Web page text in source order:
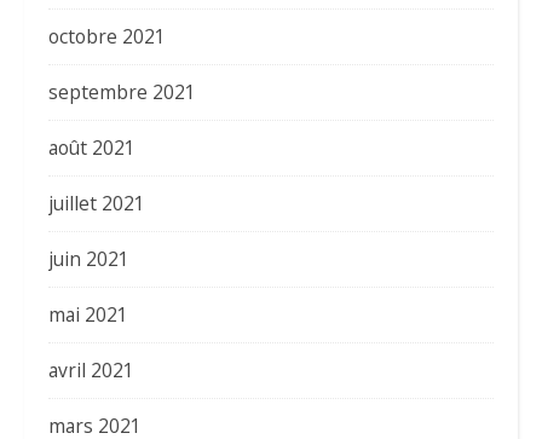
octobre 2021
septembre 2021
août 2021
juillet 2021
juin 2021
mai 2021
avril 2021
mars 2021